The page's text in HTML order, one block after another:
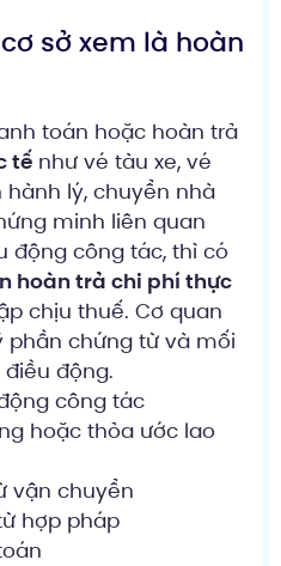
sở xem là hoàn
toán hoặc hoàn trả
tế như vé tàu xe, vé
lý, chuyển nhà
minh liên quan
động công tác, thì có
hoàn trả chi phí thực
chịu thuế. Cơ quan
phần chứng từ và mối
động.
công tác
hoặc thỏa ước lao
vận chuyển
hợp pháp